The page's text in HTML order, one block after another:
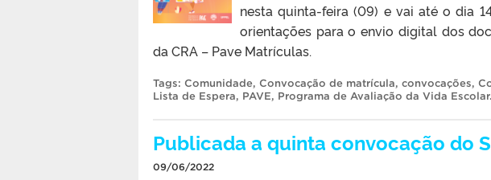
nesta quinta-feira (09) e vai até o dia
orientações para o envio digital dos
da CRA – Pave Matrículas.
Tags: Comunidade, Convocação de matrícula, convocações,
Lista de Espera, PAVE, Programa de Avaliação da Vida Escolar.
Publicada a quinta convocação do
09/06/2022